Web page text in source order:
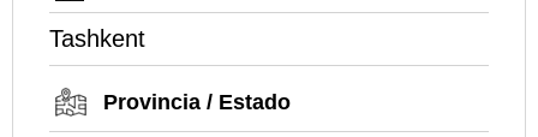
Tashkent
Provincia / Estado